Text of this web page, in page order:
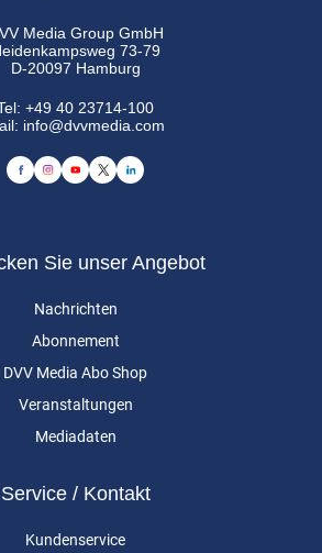
Media Group GmbH
73-79
D-20097 Hamburg
+49 40 23714-100
info@dvvmedia.com
Sie unser Angebot
Nachrichten
Abonnement
DVV Media Abo Shop
Veranstaltungen
Mediadaten
Service / Kontakt
Kundenservice